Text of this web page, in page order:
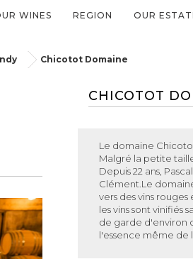
WINES REGION OUR
Chicotot Domaine
CHICOTOT
Le domaine
Malgré la petite
Depuis 22 ans,
Clément.Le
vers des vins
les vins sont vinifiés
de garde d'environ
l'essence même de